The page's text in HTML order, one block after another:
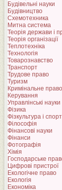
Будівельні науки
Будівництво
Схемотехника
Митна система
Теорія держави і
Теорія організації
Теплотехніка
Технологія
Товарознавство
Транспорт
Трудове право
Туризм
Кримінальне
Керування
Управлінські науки
Фізика
Фізкультура і спорт
Філософія
Фінансові науки
Фінанси
Фотографія
Хімія
Господарське
Цифрові пристрої
Екологічне право
Екологія
Економіка